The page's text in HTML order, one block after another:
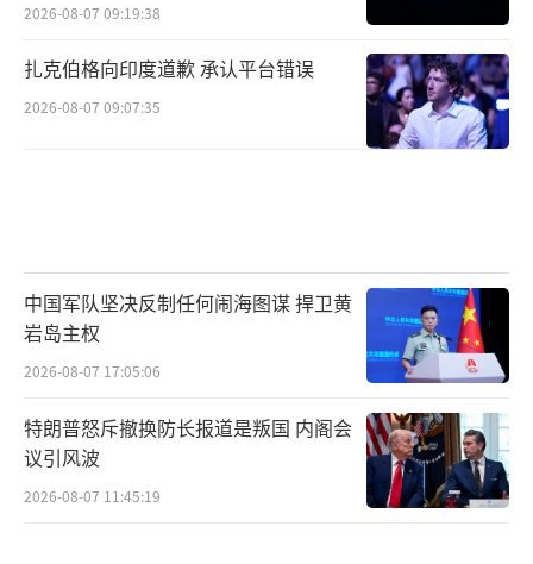
2026-08-07 09:19:38
扎克伯格向印度道歉 承认平台错误
2026-08-07 09:07:35
中国军队坚决反制任何闹海图谋 捍卫黄
岩岛主权
2026-08-07 17:05:06
特朗普怒斥撤换防长报道是叛国 内阁会
议引风波
2026-08-07 11:45:19